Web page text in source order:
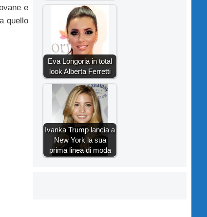
e
quello
Eva Longoria in total
look Alberta Ferretti
Ivanka Trump lancia a
New York la sua
prima linea di moda